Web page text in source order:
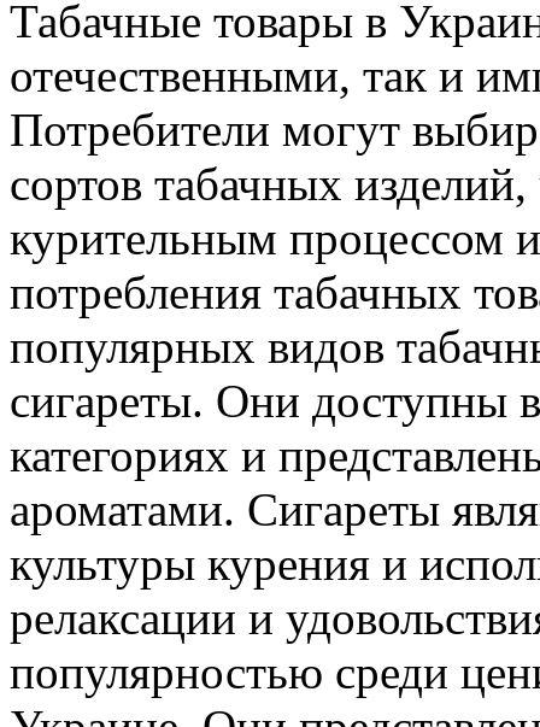
Табачные товары в
отечественными, так и
Потребители могут
сортов табачных
курительным процессом
потребления табачных
популярных видов
сигареты. Они доступны
категориях и
ароматами. Сигареты
культуры курения и
релаксации и
популярностью среди